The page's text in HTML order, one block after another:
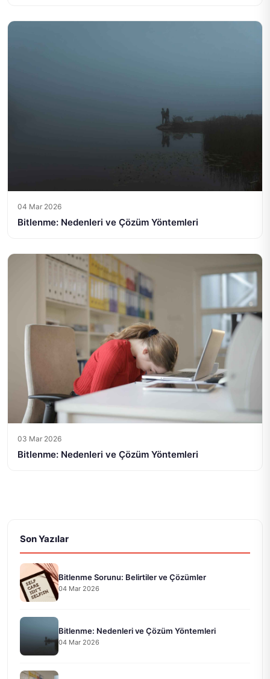
04 Mar 2026
Bitlenme: Nedenleri ve Çözüm Yöntemleri
03 Mar 2026
Bitlenme: Nedenleri ve Çözüm Yöntemleri
Son Yazılar
Bitlenme Sorunu: Belirtiler ve Çözümler
04 Mar 2026
Bitlenme: Nedenleri ve Çözüm Yöntemleri
04 Mar 2026